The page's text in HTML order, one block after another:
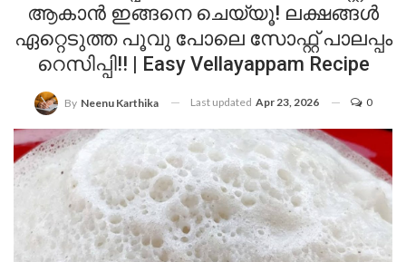
ആകാൻ ഇങ്ങനെ ചെയ്യൂ! ലക്ഷങ്ങൾ
ഏറ്റെടുത്ത പൂവു പോലെ സോഫ്റ്റ് പാലപ്പം
റെസിപ്പി!! | Easy Vellayappam Recipe
By Neenu Karthika Last updated Apr 23, 2026 0